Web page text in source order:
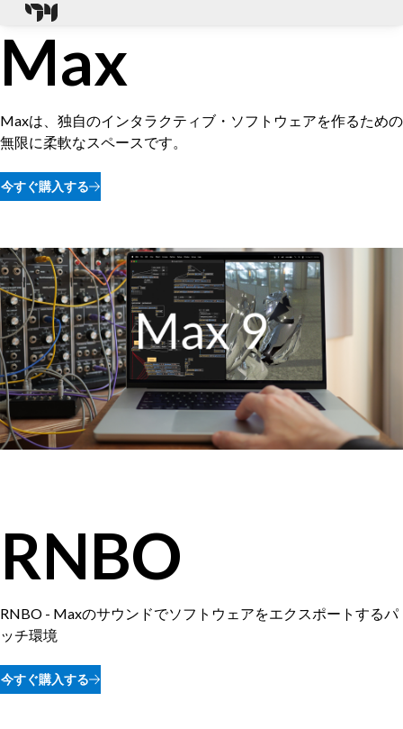
Max
Maxは、独自のインタラクティブ・ソフトウェアを作るための
無限に柔軟なスペースです。
今すぐ購入する
RNBO
RNBO - Maxのサウンドでソフトウェアをエクスポートするパ
ッチ環境
今すぐ購入する